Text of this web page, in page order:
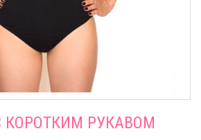
КОРОТКИМ РУКАВОМ